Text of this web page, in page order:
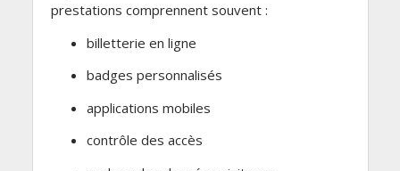
prestations comprennent souvent :
billetterie en ligne
badges personnalisés
applications mobiles
contrôle des accès